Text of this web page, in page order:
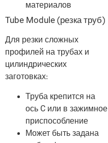
материалов
Tube Module (резка труб)
Для резки сложных
профилей на трубах и
цилиндрических
заготовках:
Труба крепится на
ось C или в зажимное
приспособление
Может быть задана